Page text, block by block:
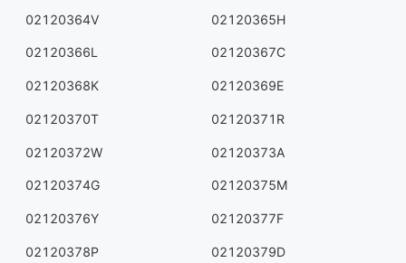
02120364V 02120365H
02120366L 02120367C
02120368K 02120369E
02120370T 02120371R
02120372W 02120373A
02120374G 02120375M
02120376Y 02120377F
02120378P 02120379D